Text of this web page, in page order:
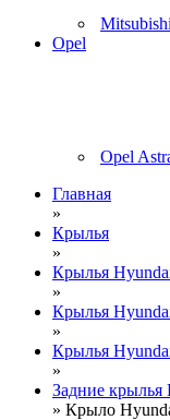
Opel
Opel
Главная
»
Крылья
»
Крылья
»
Крылья
»
Крылья
»
Задние крылья
» Крыло